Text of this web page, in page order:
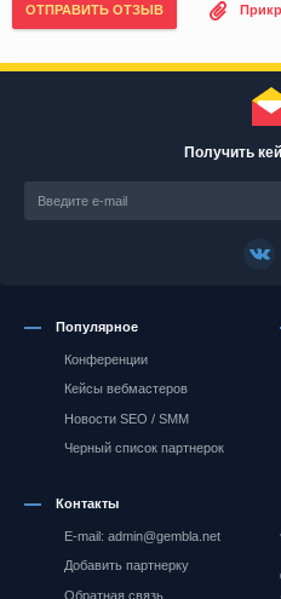
ОТПРАВИТЬ ОТЗЫВ
Получить
Популярное
Конференции
Кейсы вебмастеров
Новости SEO / SMM
Черный список партнерок
Контакты
E-mail: admin@gembla.net
Добавить партнерку
Обратная связь